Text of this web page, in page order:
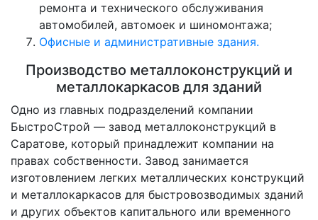
ремонта и технического обслуживания
автомобилей, автомоек и шиномонтажа;
Офисные и административные здания.
Производство металлоконструкций и
металлокаркасов для зданий
Одно из главных подразделений компании
БыстроСтрой — завод металлоконструкций в
Саратове, который принадлежит компании на
правах собственности. Завод занимается
изготовлением легких металлических конструкций
и металлокаркасов для быстровозводимых зданий
и других объектов капитального или временного